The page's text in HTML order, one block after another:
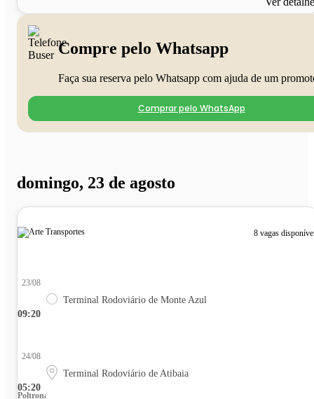
Compre pelo Whatsapp
Faça sua reserva pelo Whatsapp com ajuda de um
Comprar pelo WhatsApp
domingo, 23 de agosto
8 vagas
09:20
23/08
Terminal Rodoviário de Monte Azul
05:20
24/08
Terminal Rodoviário de Atibaia
Poltrona